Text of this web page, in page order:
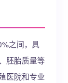
之间，具
胚胎质量等
医院和专业